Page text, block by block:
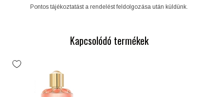
Pontos tájékoztatást a rendelést feldolgozása után küldünk.
Kapcsolódó termékek